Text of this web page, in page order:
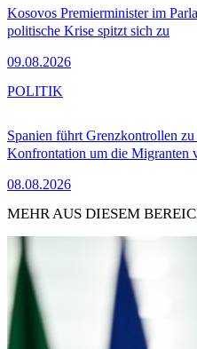
Kosovos Premierminister im
politische Krise spitzt sich zu
09.08.2026
Spanien führt Grenzkontrollen
Konfrontation um die Migranten
08.08.2026
POLITIK
MEHR AUS DIESEM